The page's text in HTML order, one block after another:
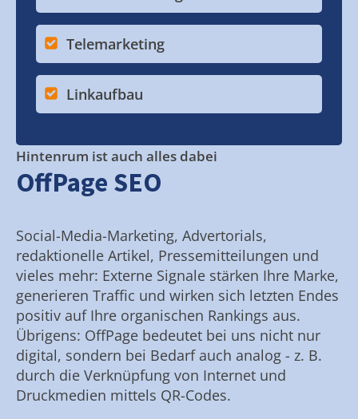
Telemarketing
Linkaufbau
Hintenrum ist auch alles dabei
OffPage SEO
Social-Media-Marketing, Advertorials,
redaktionelle Artikel, Pressemitteilungen und
vieles mehr: Externe Signale stärken Ihre Marke,
generieren Traffic und wirken sich letzten Endes
positiv auf Ihre organischen Rankings aus.
Übrigens: OffPage bedeutet bei uns nicht nur
digital, sondern bei Bedarf auch analog - z. B.
durch die Verknüpfung von Internet und
Druckmedien mittels QR-Codes.